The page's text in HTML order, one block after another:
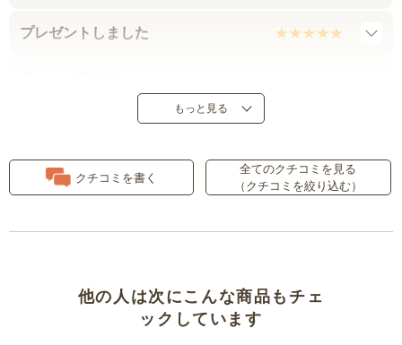
プレゼントしました
孫へのプレゼントに
もっと見る
クチコミを書く
全てのクチコミを見る
（クチコミを絞り込む）
他の人は次にこんな商品もチェ
ックしています